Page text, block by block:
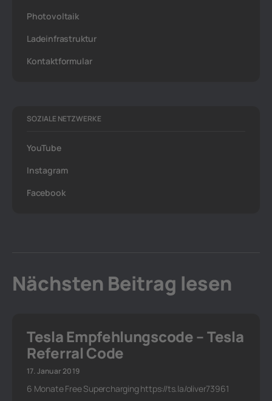
Photovoltaik
Ladeinfrastruktur
Kontaktformular
SOZIALE NETZWERKE
YouTube
Instagram
Facebook
Nächsten Beitrag lesen
Tesla Empfehlungscode – Tesla
Referral Code
17. Januar 2019
6 Monate Free Supercharging https://ts.la/oliver73961